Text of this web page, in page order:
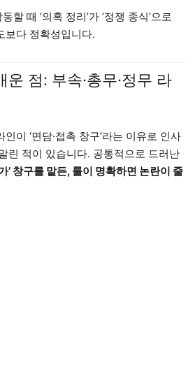
할 때 ‘의혹 정리’가 ‘정쟁 종식’으로
보다 정확성입니다.
점: 부속·총무·정무 라
이 ‘면담·접촉 창구’라는 이유로 인사
린 적이 있습니다. 공통적으로 드러난
’ 창구를 맡든, 룰이 명확하면 논란이 줄